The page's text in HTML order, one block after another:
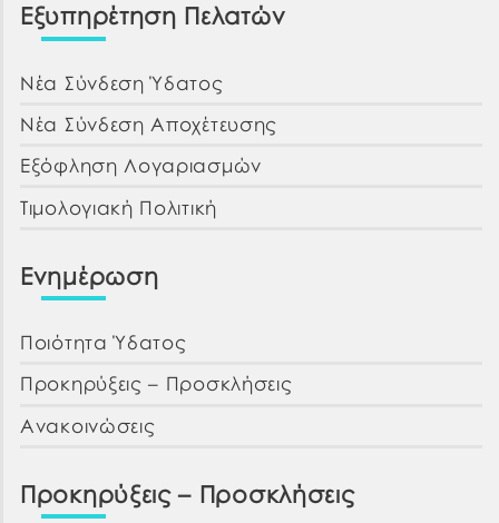
Εξυπηρέτηση Πελατών
Νέα Σύνδεση Ύδατος
Νέα Σύνδεση Αποχέτευσης
Εξόφληση Λογαριασμών
Τιμολογιακή Πολιτική
Ενημέρωση
Ποιότητα Ύδατος
Προκηρύξεις – Προσκλήσεις
Ανακοινώσεις
Προκηρύξεις – Προσκλήσεις